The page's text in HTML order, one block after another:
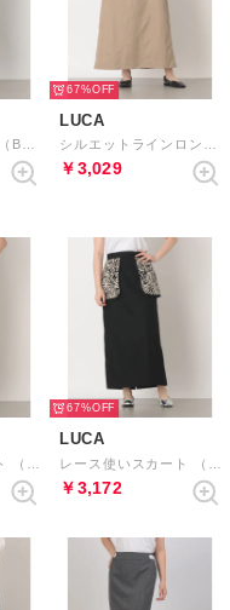
67%
LUCA
￥3,029
67%
LUCA
￥3,172